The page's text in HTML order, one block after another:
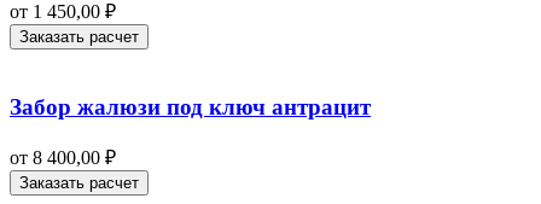
от 1 450,00 ₽
Заказать расчет
Забор жалюзи под ключ антрацит
от 8 400,00 ₽
Заказать расчет